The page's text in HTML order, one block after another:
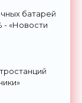
батарей
- «Новости